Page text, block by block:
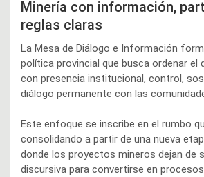
Minería con información,
reglas claras
La Mesa de Diálogo e Información
política provincial que busca ordenar el
con presencia institucional, control,
diálogo permanente con las
Este enfoque se inscribe en el rumbo
consolidando a partir de una nueva
donde los proyectos mineros dejan de
discursiva para convertirse en